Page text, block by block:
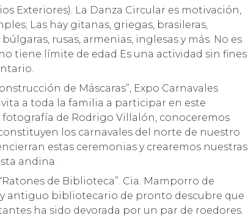
Exteriores). La Danza Circular es motivación,
Las hay gitanas, griegas, brasileras,
rusas, armenias, inglesas y más. No es
tiene límite de edad Es una actividad sin fines
de Máscaras”, Expo Carnavales
a toda la familia a participar en este
de Rodrigo Villalón, conoceremos
los carnavales del norte de nuestro
estas ceremonias y crearemos nuestras
andina.
de Biblioteca”. Cia. Mamporro de
antiguo bibliotecario de pronto descubre que
ha sido devorada por un par de roedores.